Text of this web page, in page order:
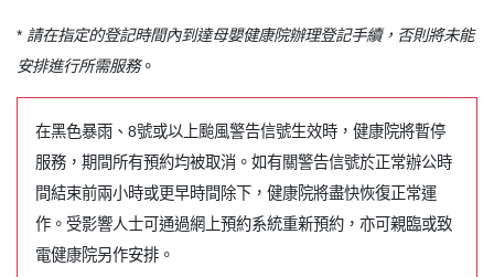
* 請在指定的登記時間內到達母嬰健康院辦理登記手續，否則將未能
安排進行所需服務。
在黑色暴雨、8號或以上颱風警告信號生效時，健康院將暫停
服務，期間所有預約均被取消。如有關警告信號於正常辦公時
間結束前兩小時或更早時間除下，健康院將盡快恢復正常運
作。受影響人士可通過網上預約系統重新預約，亦可親臨或致
電健康院另作安排。